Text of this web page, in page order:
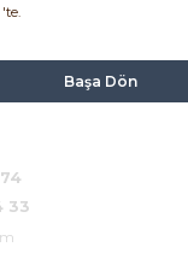
'te.
Başa Dön
33